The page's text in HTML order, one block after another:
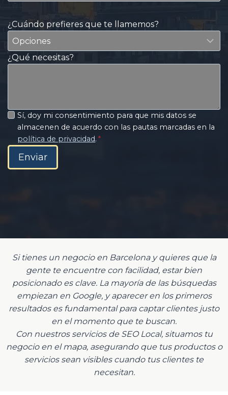
¿Cuándo prefieres que te llamemos?
¿Qué necesitas?
Sí, doy mi consentimiento para que mis datos se
almacenen de acuerdo con las pautas marcadas en la
política de privacidad. *
Enviar
Si tienes un negocio en Barcelona y quieres que la
gente te encuentre con facilidad, estar bien
posicionado es clave. La mayoría de las búsquedas
empiezan en Google, y aparecer en los primeros
resultados es fundamental para captar clientes justo
en el momento que te buscan.
Con nuestros servicios de SEO Local, situamos tu
negocio en el mapa, asegurando que tus productos o
servicios sean visibles cuando tus clientes te
necesitan.